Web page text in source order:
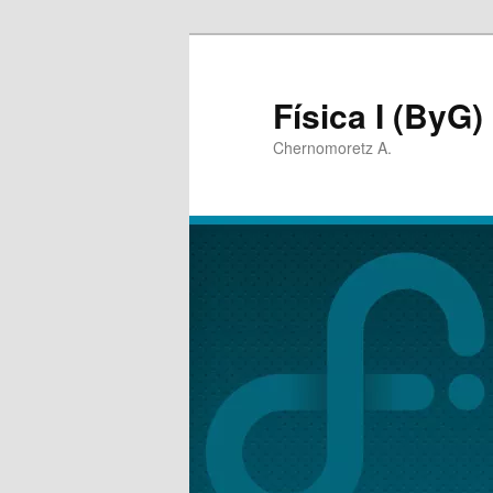
Física I (ByG)
Chernomoretz A.